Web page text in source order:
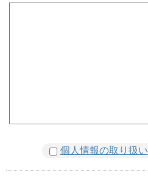
個人情報の取り扱い